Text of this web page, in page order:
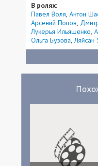
В ролях:
Павел Воля Антон
Арсений Попов
Лукерья Ильяшенко
Ольга Бузова Ляйсан